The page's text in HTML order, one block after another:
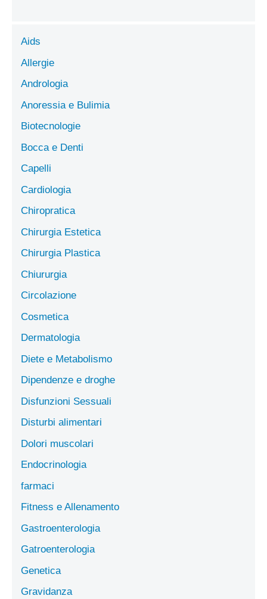
Aids
Allergie
Andrologia
Anoressia e Bulimia
Biotecnologie
Bocca e Denti
Capelli
Cardiologia
Chiropratica
Chirurgia Estetica
Chirurgia Plastica
Chiururgia
Circolazione
Cosmetica
Dermatologia
Diete e Metabolismo
Dipendenze e droghe
Disfunzioni Sessuali
Disturbi alimentari
Dolori muscolari
Endocrinologia
farmaci
Fitness e Allenamento
Gastroenterologia
Gatroenterologia
Genetica
Gravidanza